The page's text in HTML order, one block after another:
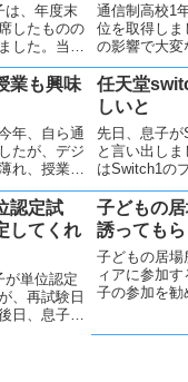
は、年度末
したものの
した。当日
れました
自ら決意
いました。
通信制高校1
位を取得しま
の影響で大変
度も継続の意
選択を家族で
科目を選びま
と不安を感じ
業も興味
年、自ら通
たが、デジ
れ、授業も
です。今後
可能性を見
分のペース
ています。
任天堂
しいと
先日、息子
と言い出し
はSwitch1の
聞くも、別販
です。高額で
も考慮し、予
し、通信制高
なります。
認定試
してくれ
が単位認定
、再試験日
日、息子か
子どもの
誘っても
子どもの居場
ィアに参加
子の参加を勧